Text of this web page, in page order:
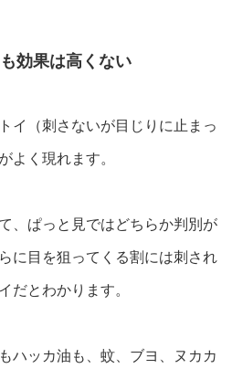
効果は高くない
イ（刺さないが目じりに止まっ
よく現れます。
、ぱっと見ではどちらか判別が
に目を狙ってくる割には刺され
だとわかります。
ハッカ油も、蚊、ブヨ、ヌカカ